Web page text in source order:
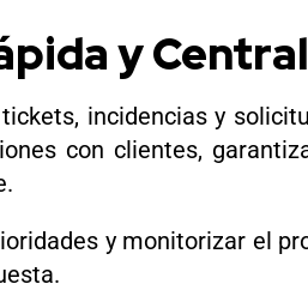
y
incidencias y
con clientes,
y monitorizar el